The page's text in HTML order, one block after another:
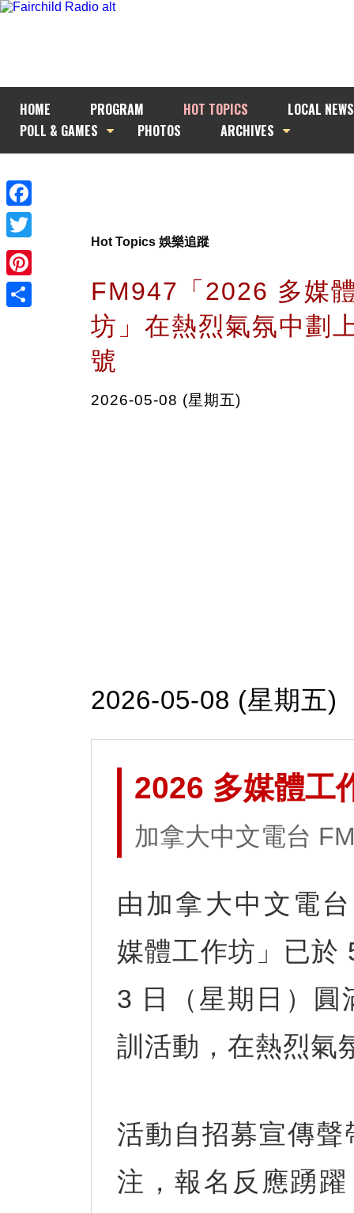
HOME PROGRAM HOT TOPICS
LOCAL NEWS
POLL & GAMES
PHOTOS ARCHIVES
Facebook
Twitter
Pinterest
Hot Topics 娛樂追蹤
FM947「2026 多媒
坊」在熱烈氣氛中劃
號
2026-05-08 (星期五)
2026-05-08 (星期五)
2026 多媒體工
加拿大中文電台
由加拿大中文電
媒體工作坊」已於
3 日（星期日）圓
訓活動，在熱烈氣
活動自招募宣傳
注，報名反應踴